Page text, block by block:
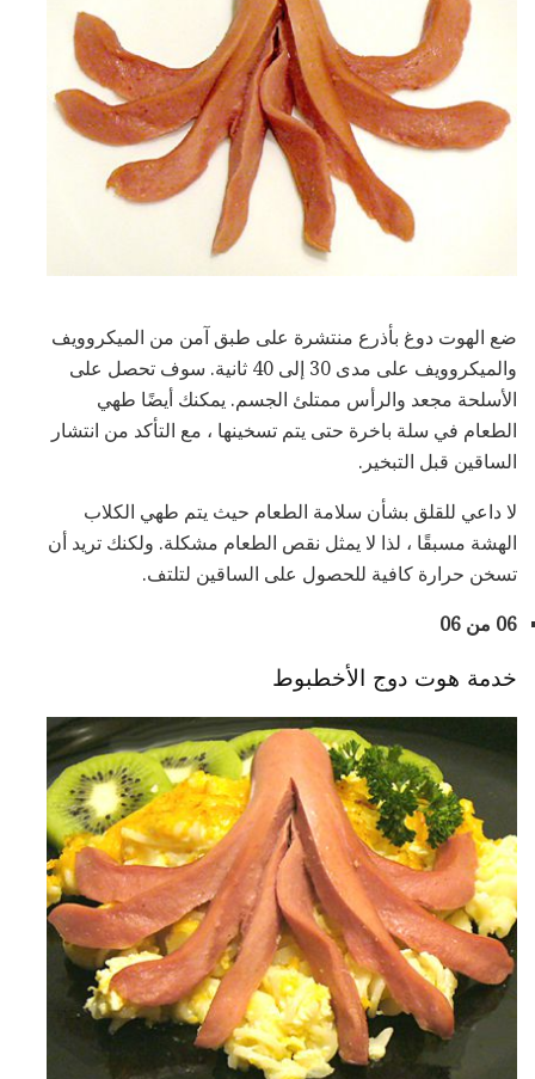
ضع الهوت دوغ بأذرع منتشرة على طبق آمن من الميكروويف
والميكروويف على مدى 30 إلى 40 ثانية. سوف تحصل على
الأسلحة مجعد والرأس ممتلئ الجسم. يمكنك أيضًا طهي
الطعام في سلة باخرة حتى يتم تسخينها ، مع التأكد من انتشار
الساقين قبل التبخير.
لا داعي للقلق بشأن سلامة الطعام حيث يتم طهي الكلاب
الهشة مسبقًا ، لذا لا يمثل نقص الطعام مشكلة. ولكنك تريد أن
تسخن حرارة كافية للحصول على الساقين لتلتف.
06 من 06
خدمة هوت دوج الأخطبوط